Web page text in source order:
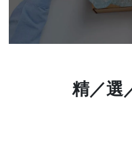
精／選